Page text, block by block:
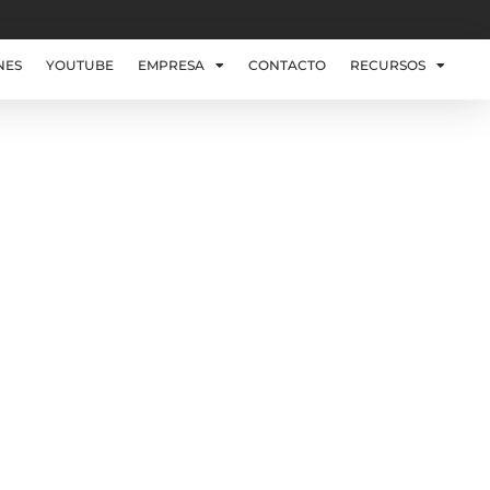
YOUTUBE EMPRESA CONTACTO RECURSOS